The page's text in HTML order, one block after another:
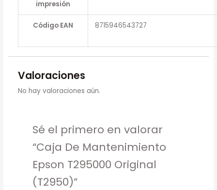
impresión
Código EAN 8715946543727
Valoraciones
No hay valoraciones aún.
Sé el primero en valorar
“Caja De Mantenimiento
Epson T295000 Original
(T2950)”